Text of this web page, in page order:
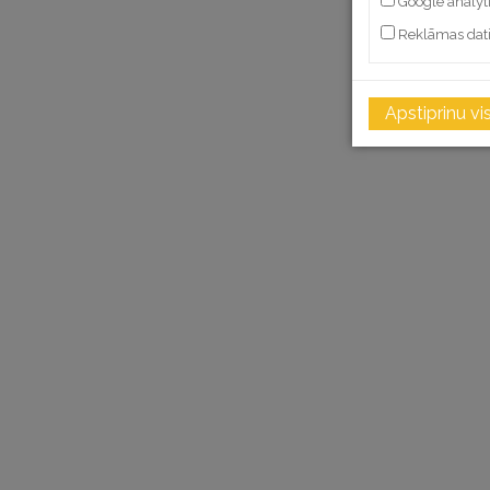
Reklāmas dati
Apstiprinu